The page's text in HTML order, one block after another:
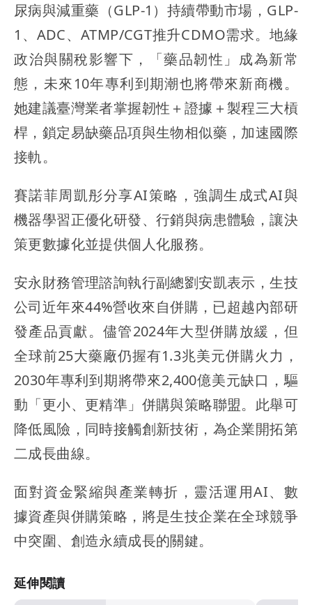
尿病與減重藥（GLP-1）持續帶動市場，GLP-
1、ADC、ATMP/CGT推升CDMO需求。地緣
政治與關稅影響下，「藥品韌性」成為新常
態，未來10年專利到期潮也將帶來新商機。
她建議臺灣業者掌握韌性＋證據＋製程三大槓
桿，鎖定易缺藥品項與生物相似藥，加速國際
接軌。
賽諾菲周凱彤分享AI策略，強調生成式AI與
機器學習正優化研發、行銷與病患體驗，讓決
策更數據化並提供個人化服務。
安永財務管理諮詢執行副總劉安凱表示，生技
公司近年來44%營收來自併購，已超越內部研
發產品貢獻。儘管2024年大型併購放緩，但
全球前25大藥廠仍握有1.3兆美元併購火力，
2030年專利到期將帶來2,400億美元缺口，驅
動「更小、更精準」併購與策略聯盟。此舉可
降低風險，同時接觸創新技術，為企業開拓第
二成長曲線。
面對資金緊縮與產業轉折，靈活運用AI、數
據資產與併購策略，將是生技企業在全球競爭
中突圍、創造永續成長的關鍵。
延伸閱讀